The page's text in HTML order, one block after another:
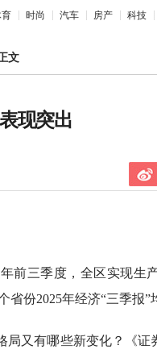
时尚 汽车 房产 科技
文
现突出
前三季度，全区实现生
份2025年经济“三季报”
局又有哪些新变化？《证